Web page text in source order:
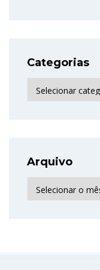
Categorias
Categorias
Arquivo
Arquivo